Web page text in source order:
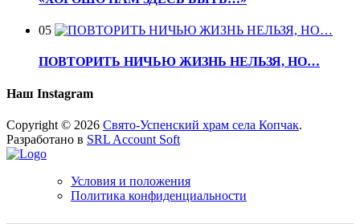
05
ПОВТОРИТЬ НИЧЬЮ ЖИЗНЬ НЕЛЬЗЯ, НО…
Наш Instagram
Copyright © 2026 Свято-Успенский храм села Копчак.
Разработано в SRL Account Soft
Условия и положения
Политика конфиденциальности